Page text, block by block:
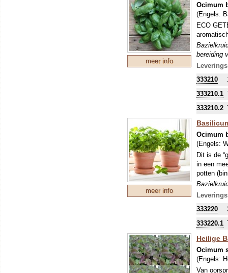
meer info
Ocimum
(Engels:
ECO
bereiding
333210
333210.1
333210.2
meer info
Ocimum
(Engels:
Dit is de
in een
potten
bereiding
333220
333220.1
Heilige
Ocimum
(Engels:
Van